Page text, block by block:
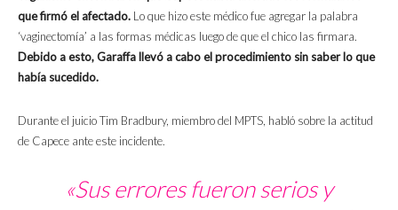
que firmó el afectado. Lo que hizo este médico fue agregar la palabra
‘vaginectomía’ a las formas médicas luego de que el chico las firmara.
Debido a esto, Garaffa llevó a cabo el procedimiento sin saber lo que
había sucedido.
Durante el juicio Tim Bradbury, miembro del MPTS, habló sobre la actitud
de Capece ante este incidente.
«Sus errores fueron serios y